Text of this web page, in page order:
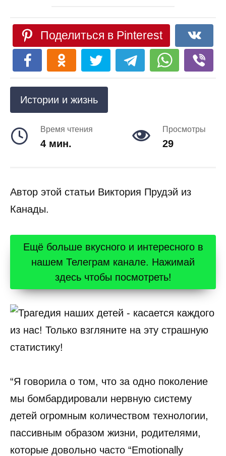
Поделиться в Pinterest
Истории и жизнь
Время чтения
4 мин.
Просмотры
29
Автор этой статьи Виктория Прудэй из
Канады.
Ещё больше вкусного и интересного в
нашем Телеграм канале. Нажимай
здесь чтобы посмотреть!
“Я говорила о том, что за одно поколение
мы бомбардировали нервную систему
детей огромным количеством технологии,
пассивным образом жизни, родителями,
которые довольно часто “Emotionally